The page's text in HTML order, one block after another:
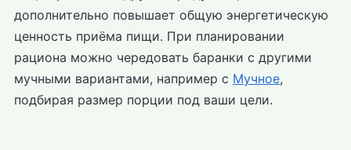
дополнительно повышает общую энергетическую
ценность приёма пищи. При планировании
рациона можно чередовать баранки с другими
мучными вариантами, например с Мучное,
подбирая размер порции под ваши цели.